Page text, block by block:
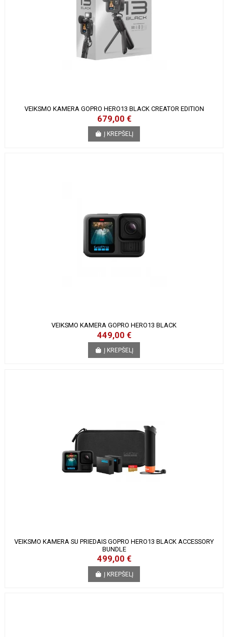
VEIKSMO KAMERA GOPRO HERO13 BLACK CREATOR EDITION
679,00 €
Į KREPŠELĮ
VEIKSMO KAMERA GOPRO HERO13 BLACK
449,00 €
Į KREPŠELĮ
VEIKSMO KAMERA SU PRIEDAIS GOPRO HERO13 BLACK ACCESSORY
BUNDLE
499,00 €
Į KREPŠELĮ